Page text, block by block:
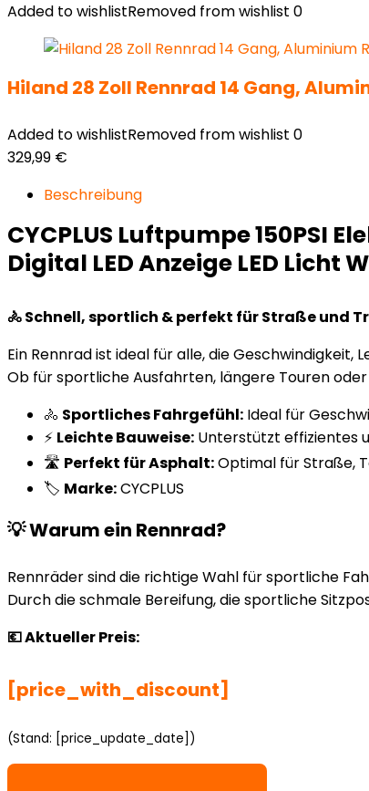
Added to wishlistRemoved from wishlist 0
Hiland 28 Zoll Rennrad 14 Gang,
Added to wishlistRemoved from wishlist 0
329,99 €
Beschreibung
CYCPLUS Luftpumpe 150PSI
Digital LED Anzeige LED
🚴 Schnell, sportlich & perfekt für Straße und
Ein Rennrad ist ideal für alle, die Geschwindigkeit,
Ob für sportliche Ausfahrten, längere Touren
🚴 Sportliches Fahrgefühl: Ideal für
⚡ Leichte Bauweise: Unterstützt effizientes
🛣️ Perfekt für Asphalt:Optimal für Straße,
🏷️ Marke:CYCPLUS
💡 Warum ein Rennrad?
Rennräder sind die richtige Wahl für sportliche
Durch die schmale Bereifung, die sportliche
💶 Aktueller Preis:
[price_with_discount]
(Stand: [price_update_date])